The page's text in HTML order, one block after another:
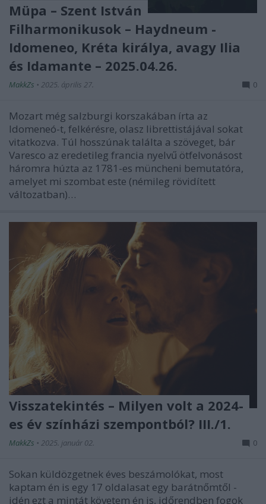
Müpa – Szent István
Filharmonikusok – Haydneum -
Idomeneo, Kréta királya, avagy Ilia
és Idamante – 2025.04.26.
MakkZs • 2025. április 27. 0
Mozart még salzburgi korszakában írta az
Idomeneó-t, felkérésre, olasz librettistájával sokat
vitatkozva. Túl hosszúnak találta a szöveget, bár
Varesco az eredetileg francia nyelvű ötfelvonásost
háromra húzta az 1781-es müncheni bemutatóra,
amelyet mi szombat este (némileg rövidített
változatban)…
Visszatekintés – Milyen volt a 2024-
es év színházi szempontból? III./1.
MakkZs • 2025. január 02. 0
Sokan küldözgetnek éves beszámolókat, most
kaptam én is egy 17 oldalasat egy barátnőmtől -
idén ezt a mintát követem én is, időrendben fogok